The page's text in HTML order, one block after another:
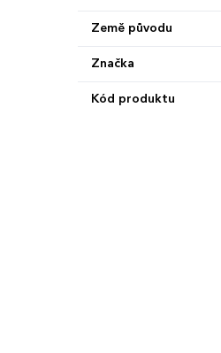
Země původu
Značka
Kód produktu